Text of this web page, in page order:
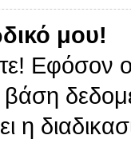
μου!
Εφόσον
η